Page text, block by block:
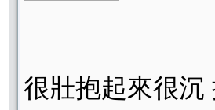
很壯抱起來很沉